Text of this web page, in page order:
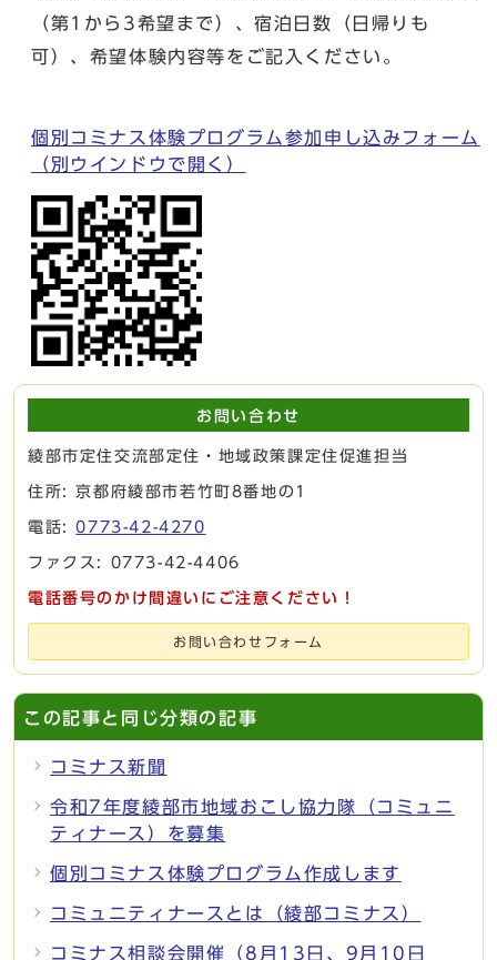
（第1から3希望まで）、宿泊日数（日帰りも
可）、希望体験内容等をご記入ください。
個別コミナス体験プログラム参加申し込みフォーム
（別ウインドウで開く）
お問い合わせ
綾部市定住交流部定住・地域政策課定住促進担当
住所: 京都府綾部市若竹町8番地の1
電話:0773-42-4270
ファクス: 0773-42-4406
電話番号のかけ間違いにご注意ください！
お問い合わせフォーム
この記事と同じ分類の記事
コミナス新聞
令和7年度綾部市地域おこし協力隊（コミュニ
ティナース）を募集
個別コミナス体験プログラム作成します
コミュニティナースとは（綾部コミナス）
コミナス相談会開催（8月13日、9月10日